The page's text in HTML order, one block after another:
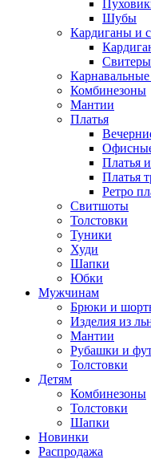
Шубы
Кардиганы и
Свитеры
Комбинезоны
Мантии
Платья
Платья
Платья
Ретро
Свитшоты
Толстовки
Туники
Худи
Шапки
Юбки
Мужчинам
Брюки и
Изделия из
Мантии
Рубашки и
Толстовки
Детям
Комбинезоны
Толстовки
Шапки
Новинки
Распродажа